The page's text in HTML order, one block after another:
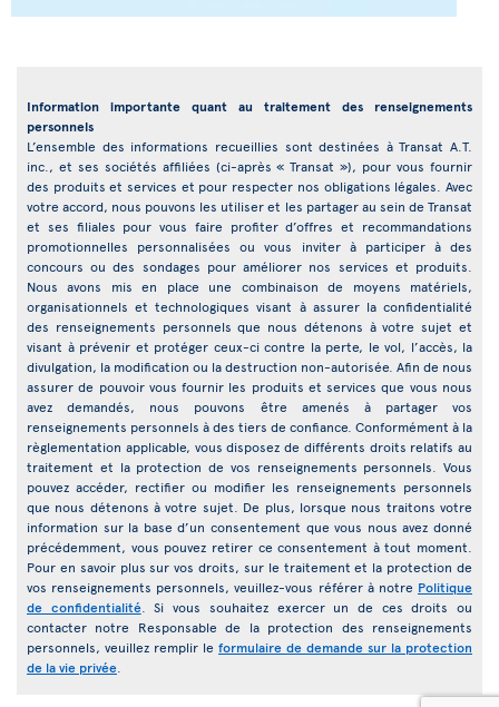
Information importante quant au traitement des renseignements
personnels
L’ensemble des informations recueillies sont destinées à Transat A.T.
inc., et ses sociétés affiliées (ci-après « Transat »), pour vous fournir
des produits et services et pour respecter nos obligations légales. Avec
votre accord, nous pouvons les utiliser et les partager au sein de Transat
et ses filiales pour vous faire profiter d’offres et recommandations
promotionnelles personnalisées ou vous inviter à participer à des
concours ou des sondages pour améliorer nos services et produits.
Nous avons mis en place une combinaison de moyens matériels,
organisationnels et technologiques visant à assurer la confidentialité
des renseignements personnels que nous détenons à votre sujet et
visant à prévenir et protéger ceux-ci contre la perte, le vol, l’accès, la
divulgation, la modification ou la destruction non-autorisée. Afin de nous
assurer de pouvoir vous fournir les produits et services que vous nous
avez demandés, nous pouvons être amenés à partager vos
renseignements personnels à des tiers de confiance. Conformément à la
règlementation applicable, vous disposez de différents droits relatifs au
traitement et la protection de vos renseignements personnels. Vous
pouvez accéder, rectifier ou modifier les renseignements personnels
que nous détenons à votre sujet. De plus, lorsque nous traitons votre
information sur la base d’un consentement que vous nous avez donné
précédemment, vous pouvez retirer ce consentement à tout moment.
Pour en savoir plus sur vos droits, sur le traitement et la protection de
vos renseignements personnels, veuillez-vous référer à notre Politique
de confidentialité. Si vous souhaitez exercer un de ces droits ou
contacter notre Responsable de la protection des renseignements
personnels, veuillez remplir le formulaire de demande sur la protection
de la vie privée